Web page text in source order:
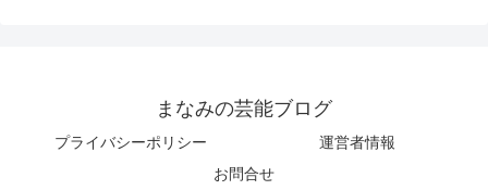
まなみの芸能ブログ
プライバシーポリシー
運営者情報
お問合せ